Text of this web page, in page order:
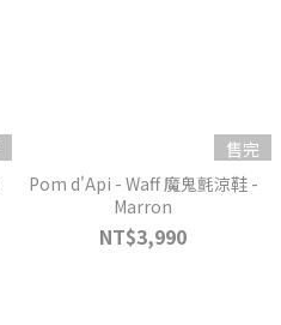
售完
Pom d'Api - Waff 魔鬼氈涼鞋 -
Marron
NT$3,990